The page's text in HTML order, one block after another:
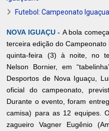
Futebol: Campeonato
NOVA IGUAÇU - A bola
terceira edição do
quinta-feira (3) à noite, no
Nelson Bornier, em
Desportos de Nova Iguaçu,
oficial do campeonato,
Durante o evento, foram
camisa) para as 12 equipes.
zagueiro Vagner Eugênio